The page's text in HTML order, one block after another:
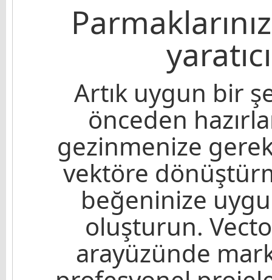
Artık uygun bir
önceden
gezinmenize
vektöre
beğeninize
oluşturun.
arayüzünde